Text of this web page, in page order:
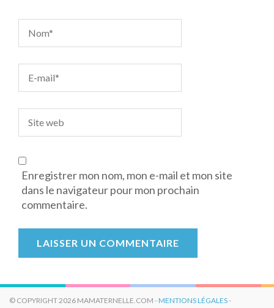
Enregistrer mon nom, mon e-mail et mon site
dans le navigateur pour mon prochain
commentaire.
© COPYRIGHT 2026 MAMATERNELLE.COM -MENTIONS LÉGALES-